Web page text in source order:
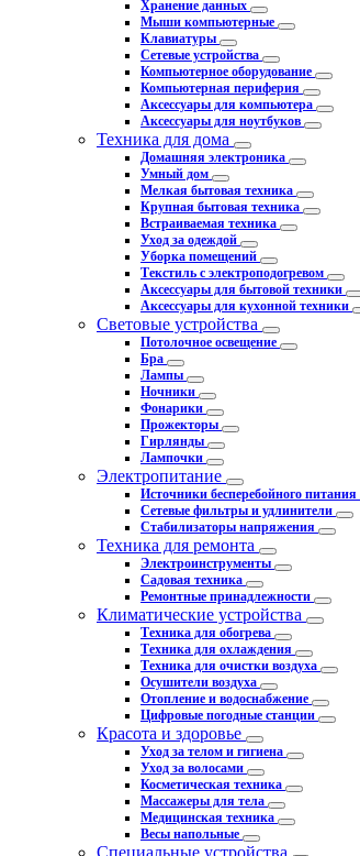
Хранение данных
Мыши компьютерные
Клавиатуры
Сетевые устройства
Компьютерное оборудование
Компьютерная периферия
Аксессуары для компьютера
Аксессуары для ноутбуков
Техника для дома
Домашняя электроника
Умный дом
Мелкая бытовая техника
Крупная бытовая техника
Встраиваемая техника
Уход за одеждой
Уборка помещений
Текстиль с электроподогревом
Аксессуары для бытовой техники
Аксессуары для кухонной техники
Световые устройства
Потолочное освещение
Бра
Лампы
Ночники
Фонарики
Прожекторы
Гирлянды
Лампочки
Электропитание
Источники бесперебойного питания
Сетевые фильтры и удлинители
Стабилизаторы напряжения
Техника для ремонта
Электроинструменты
Садовая техника
Ремонтные принадлежности
Климатические устройства
Техника для обогрева
Техника для охлаждения
Техника для очистки воздуха
Осушители воздуха
Отопление и водоснабжение
Цифровые погодные станции
Красота и здоровье
Уход за телом и гигиена
Уход за волосами
Косметическая техника
Массажеры для тела
Медицинская техника
Весы напольные